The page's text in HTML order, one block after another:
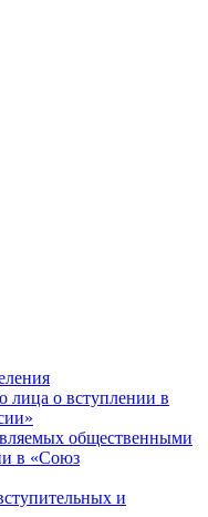
лица о вступлении в
общественными
в «Союз
и